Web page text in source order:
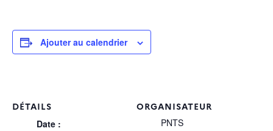
Ajouter au calendrier
DÉTAILS
Date :
ORGANISATEUR
PNTS